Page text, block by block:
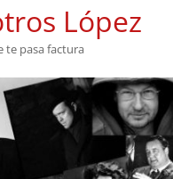
López
te pasa factura